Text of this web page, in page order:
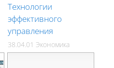
Технологии
эффективного
управления
38.04.01 Экономика